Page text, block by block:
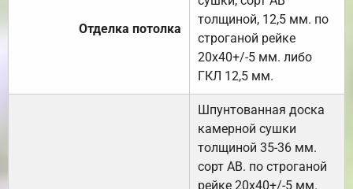
Отделка потолка
толщиной, 12,5 мм. по
строганой рейке
20х40+/-5 мм. либо
ГКЛ 12,5 мм.
Шпунтованная доска
камерной сушки
толщиной 35-36 мм.
сорт АВ. по строганой
рейке 20х40+/-5 мм.